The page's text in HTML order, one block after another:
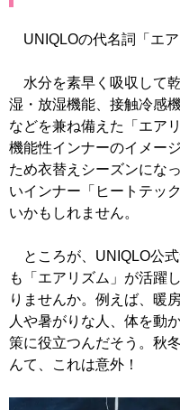
UNIQLOの代名詞「エ
水分を素早く吸収して
湿・放湿機能、接触冷感
などを兼ね備えた「エア
機能性インナーのイメー
ため衣替えシーズンにな
いインナー「ヒートテッ
いかもしれません。
ところが、UNIQLO公
も「エアリズム」が活躍
りませんか。例えば、暖
人や暑がりな人、体を動
策に役立つんだそう。秋
んて、これは意外！